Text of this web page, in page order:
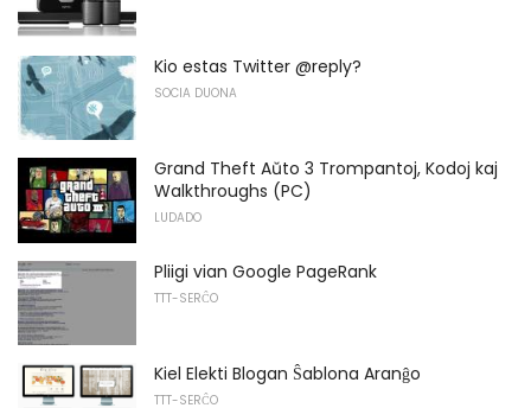
Kio estas Twitter @reply?
SOCIA DUONA
Grand Theft Aŭto 3 Trompantoj, Kodoj kaj
Walkthroughs (PC)
LUDADO
Pliigi vian Google PageRank
TTT-SERĈO
Kiel Elekti Blogan Ŝablona Aranĝo
TTT-SERĈO